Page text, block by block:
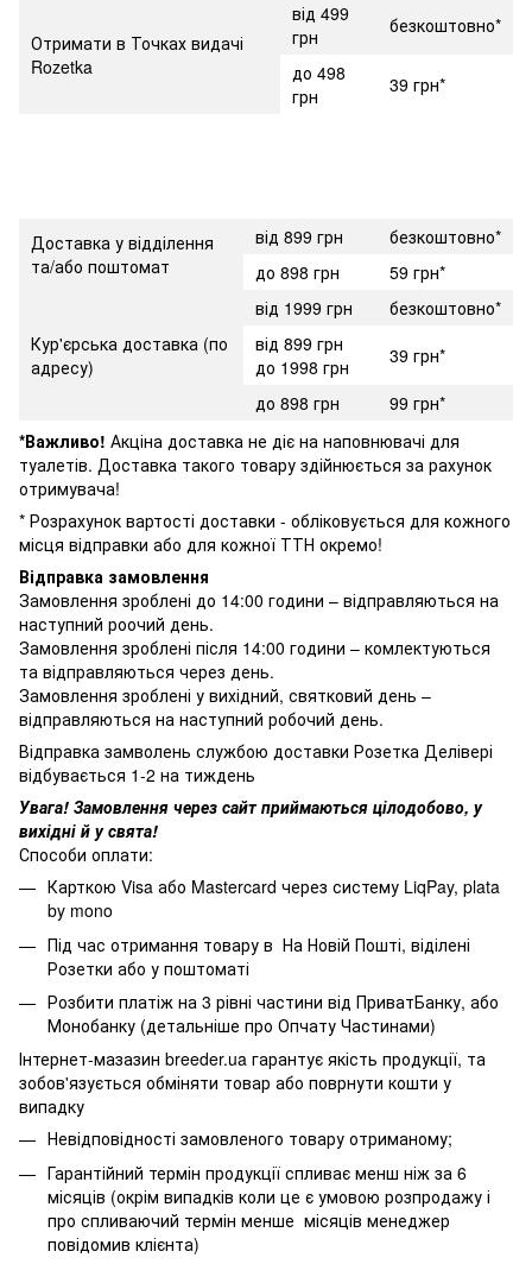
Отримати в Точках видачі
Rozetka
від 499
грн
безкоштовно*
до 498
грн
39 грн*
Доставка у відділення
та/або поштомат
від 899 грн
безкоштовно*
до 898 грн
59 грн*
Кур'єрська доставка (по
адресу)
від 1999 грн
безкоштовно*
від 899 грн
до 1998 грн
39 грн*
до 898 грн
99 грн*
*Важливо! Акціна доставка не діє на наповнювачі для
туалетів. Доставка такого товару здійнюється за рахунок
отримувача!
* Розрахунок вартості доставки - обліковується для кожного
місця відправки або для кожної ТТН окремо!
Відправка замовлення
Замовлення зроблені до 14:00 години – відправляються на
наступний роочий день.
Замовлення зроблені після 14:00 години – комлектуються
та відправляються через день.
Замовлення зроблені у вихідний, святковий день –
відправляються на наступний робочий день.
Відправка замволень службою доставки Розетка Делівері
відбувається 1-2 на тиждень
Увага! Замовлення через сайт приймаються цілодобово, у
вихідні й у свята!
Способи оплати:
Карткою Visa або Mastercard через систему LiqPay, plata
by mono
Під час отримання товару в На Новій Пошті, віділені
Розетки або у поштоматі
Розбити платіж на 3 рівні частини від ПриватБанку, або
Монобанку (детальніше про Опчату Частинами)
Інтернет-мазазин breeder.ua гарантує якість продукції, та
зобов'язується обміняти товар або поврнути кошти у
випадку
Невідповідності замовленого товару отриманому;
Гарантійний термін продукції спливає менш ніж за 6
місяців (окрім випадків коли це є умовою розпродажу і
про спливаючий термін менше місяців менеджер
повідомив клієнта)